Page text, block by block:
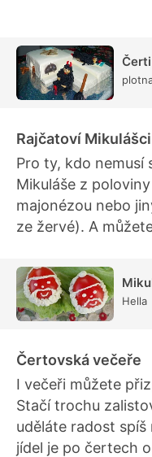
Rajčatoví Mikulášci
Pro ty, kdo nemusí
Mikuláše z
majonézou nebo
ze žervé). A
Hella
Čertovská večeře
I večeři můžete
Stačí trochu
uděláte radost
jídel je po čertech